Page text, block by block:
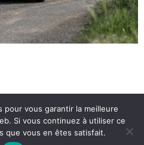
Classic -RDV-. Created for
andColibri
pour vous garantir la meilleure
Si vous continuez à utiliser ce
que vous en êtes satisfait.